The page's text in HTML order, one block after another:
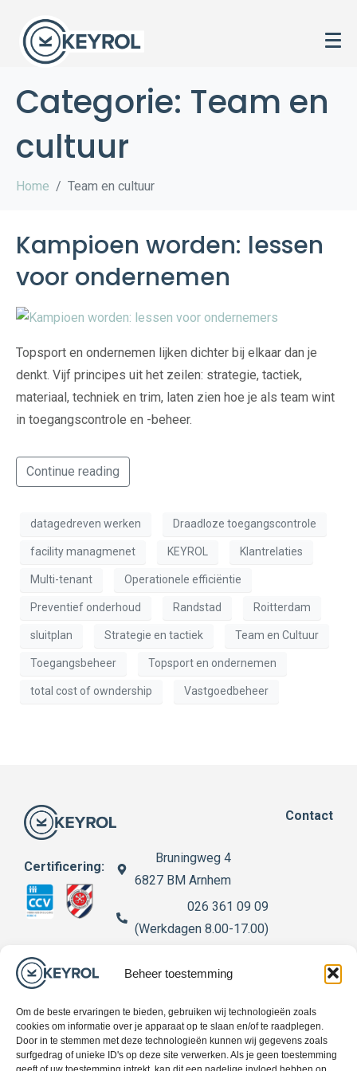
Beheer toestemming
Om de beste ervaringen te bieden, gebruiken wij technologieën zoals
cookies om informatie over je apparaat op te slaan en/of te raadplegen.
Door in te stemmen met deze technologieën kunnen wij gegevens zoals
surfgedrag of unieke ID's op deze site verwerken. Als je geen toestemming
Categorie: Team en
cultuur
Home Team en cultuur
Kampioen worden: lessen
voor ondernemen
Topsport en ondernemen lijken dichter bij elkaar dan je
denkt. Vijf principes uit het zeilen: strategie, tactiek,
materiaal, techniek en trim, laten zien hoe je als team wint
in toegangscontrole en -beheer.
Continue reading
datagedreven werken Draadloze toegangscontrole
facility managmenet KEYROL Klantrelaties
Multi-tenant Operationele efficiëntie
Preventief onderhoud Randstad Roitterdam
sluitplan Strategie en tactiek Team en Cultuur
Toegangsbeheer Topsport en ondernemen
total cost of owndership Vastgoedbeheer
Certificering:
Contact
Bruningweg 4
6827 BM Arnhem
026 361 09 09
(Werkdagen 8.00-17.00)
Werkdagen 13.00-17.00